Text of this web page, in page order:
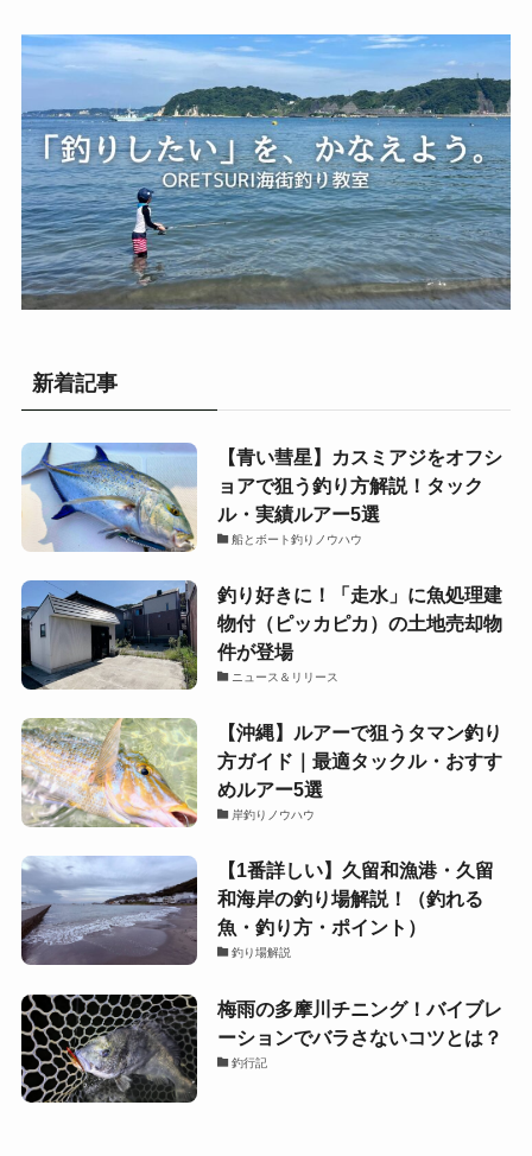
新着記事
【青い彗星】カスミアジをオフシ
ョアで狙う釣り方解説！タック
ル・実績ルアー5選
船とボート釣りノウハウ
釣り好きに！「走水」に魚処理建
物付（ピッカピカ）の土地売却物
件が登場
ニュース＆リリース
【沖縄】ルアーで狙うタマン釣り
方ガイド｜最適タックル・おすす
めルアー5選
岸釣りノウハウ
【1番詳しい】久留和漁港・久留
和海岸の釣り場解説！（釣れる
魚・釣り方・ポイント）
釣り場解説
梅雨の多摩川チニング！バイブレ
ーションでバラさないコツとは？
釣行記